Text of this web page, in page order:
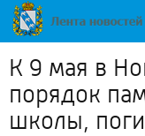
К 9 мая в
порядок
школы,